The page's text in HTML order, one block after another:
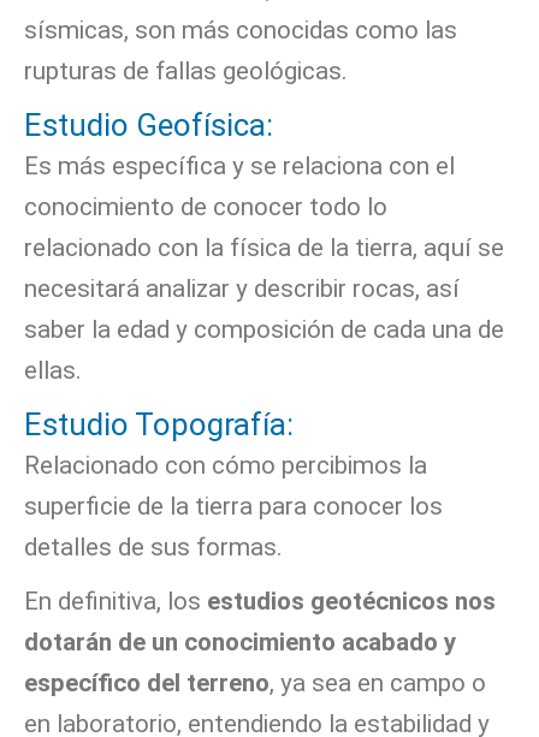
sísmicas, son más conocidas como las
rupturas de fallas geológicas.
Estudio Geofísica:
Es más específica y se relaciona con el
conocimiento de conocer todo lo
relacionado con la física de la tierra, aquí se
necesitará analizar y describir rocas, así
saber la edad y composición de cada una de
ellas.
Estudio Topografía:
Relacionado con cómo percibimos la
superficie de la tierra para conocer los
detalles de sus formas.
En definitiva, los estudios geotécnicos nos
dotarán de un conocimiento acabado y
específico del terreno, ya sea en campo o
en laboratorio, entendiendo la estabilidad y